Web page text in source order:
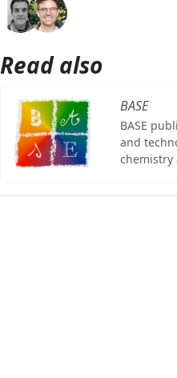
Read also
BASE
BASE
and
chemistry